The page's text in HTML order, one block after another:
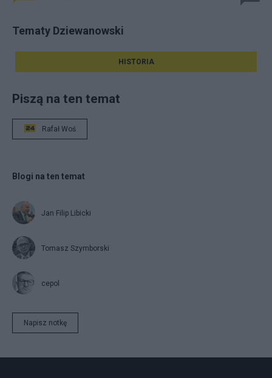
Tematy Dziewanowski
HISTORIA
Piszą na ten temat
Rafał Woś
Blogi na ten temat
Jan Filip Libicki
Tomasz Szymborski
cepol
Napisz notkę